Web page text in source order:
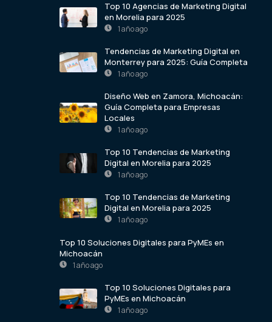
Top 10 Agencias de Marketing Digital
en Morelia para 2025
1 año ago
Tendencias de Marketing Digital en
Monterrey para 2025: Guía Completa
1 año ago
Diseño Web en Zamora, Michoacán:
Guía Completa para Empresas
Locales
1 año ago
Top 10 Tendencias de Marketing
Digital en Morelia para 2025
1 año ago
Top 10 Tendencias de Marketing
Digital en Morelia para 2025
1 año ago
Top 10 Soluciones Digitales para PyMEs en
Michoacán
1 año ago
Top 10 Soluciones Digitales para
PyMEs en Michoacán
1 año ago